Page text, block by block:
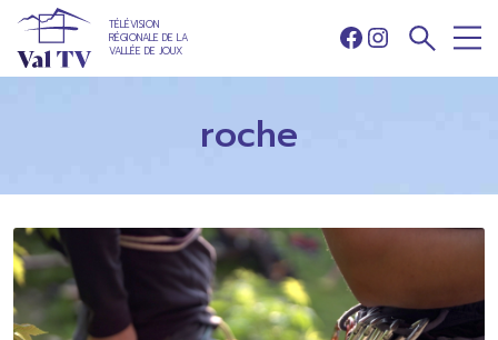
TÉLÉVISION
RÉGIONALE DE LA
VALLÉE DE JOUX
Facebook
Instagram
roche